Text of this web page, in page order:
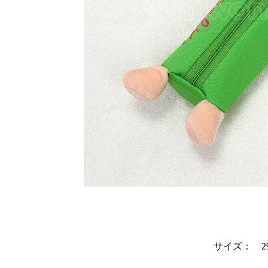
サイズ：